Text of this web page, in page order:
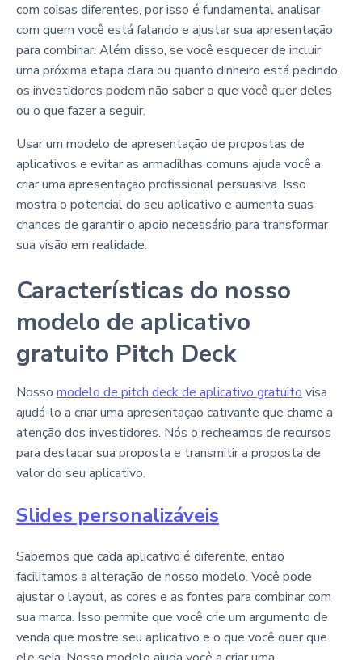
com coisas diferentes, por isso é fundamental analisar
com quem você está falando e ajustar sua apresentação
para combinar. Além disso, se você esquecer de incluir
uma próxima etapa clara ou quanto dinheiro está pedindo,
os investidores podem não saber o que você quer deles
ou o que fazer a seguir.
Usar um modelo de apresentação de propostas de
aplicativos e evitar as armadilhas comuns ajuda você a
criar uma apresentação profissional persuasiva. Isso
mostra o potencial do seu aplicativo e aumenta suas
chances de garantir o apoio necessário para transformar
sua visão em realidade.
Características do nosso
modelo de aplicativo
gratuito Pitch Deck
Nosso modelo de pitch deck de aplicativo gratuito visa
ajudá-lo a criar uma apresentação cativante que chame a
atenção dos investidores. Nós o recheamos de recursos
para destacar sua proposta e transmitir a proposta de
valor do seu aplicativo.
Slides personalizáveis
Sabemos que cada aplicativo é diferente, então
facilitamos a alteração de nosso modelo. Você pode
ajustar o layout, as cores e as fontes para combinar com
sua marca. Isso permite que você crie um argumento de
venda que mostre seu aplicativo e o que você quer que